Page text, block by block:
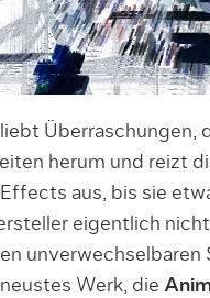
liebt Überraschungen,
herum und reizt
aus, bis sie
eigentlich
unverwechselbaren
Werk, die